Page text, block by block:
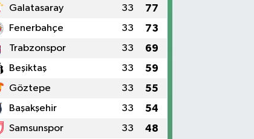
Galatasaray 33 77
Fenerbahçe 33 73
Trabzonspor 33 69
Beşiktaş 33 59
Göztepe 33 55
Başakşehir 33 54
Samsunspor 33 48